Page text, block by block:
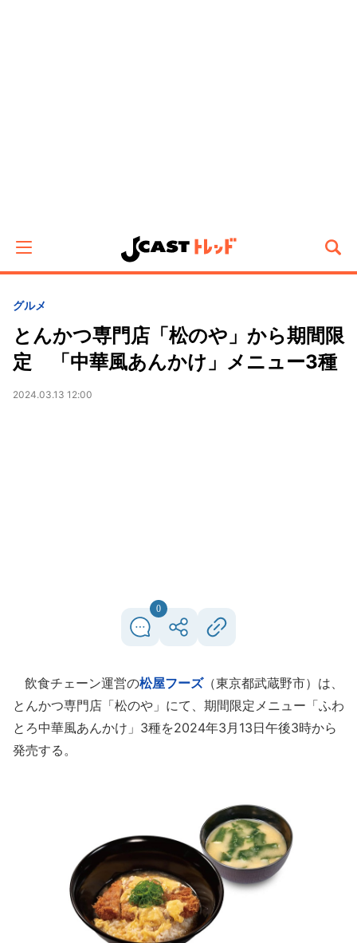
グルメ
とんかつ専門店「松のや」から期間限
定 「中華風あんかけ」メニュー3種
2024.03.13 12:00
0
飲食チェーン運営の松屋フーズ（東京都武蔵野市）は、
とんかつ専門店「松のや」にて、期間限定メニュー「ふわ
とろ中華風あんかけ」3種を2024年3月13日午後3時から
発売する。